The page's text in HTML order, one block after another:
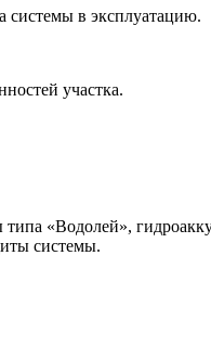
системы в эксплуатацию.
участка.
«Водолей»,
системы.